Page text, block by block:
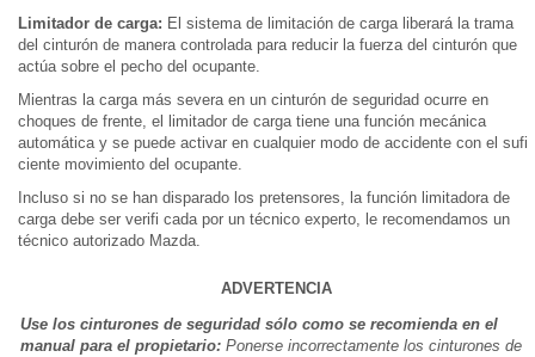
Limitador de carga: El sistema de limitación de carga liberará la trama
del cinturón de manera controlada para reducir la fuerza del cinturón que
actúa sobre el pecho del ocupante.
Mientras la carga más severa en un cinturón de seguridad ocurre en
choques de frente, el limitador de carga tiene una función mecánica
automática y se puede activar en cualquier modo de accidente con el sufi
ciente movimiento del ocupante.
Incluso si no se han disparado los pretensores, la función limitadora de
carga debe ser verifi cada por un técnico experto, le recomendamos un
técnico autorizado Mazda.
ADVERTENCIA
Use los cinturones de seguridad sólo como se recomienda en el
manual para el propietario: Ponerse incorrectamente los cinturones de